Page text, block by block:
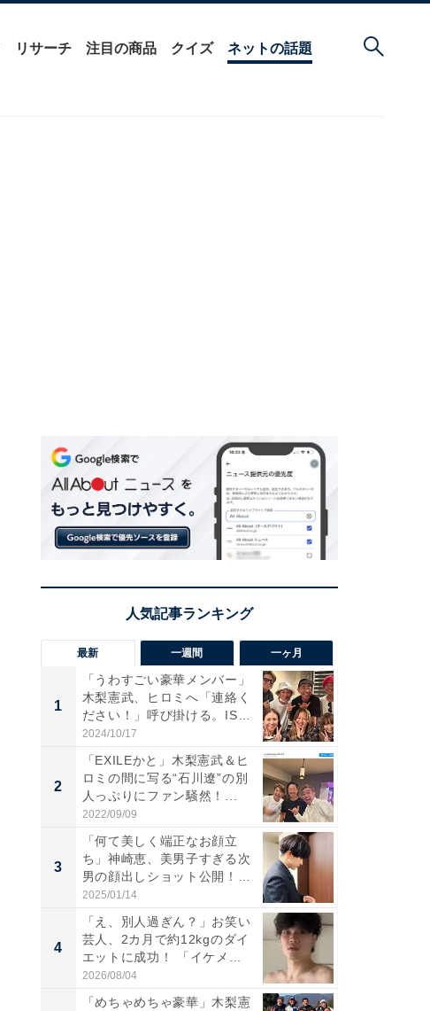
リサーチ 注目の商品 クイズ ネットの話題
最新 一週間 一ヶ月
1
「うわすごい豪華メンバー」
木梨憲武、ヒロミへ「連絡く
ださい！」呼び掛ける。IS
S...
2024/10/17
2
「EXILEかと」木梨憲武＆ヒ
ロミの間に写る“石川遼”の別
人っぷりにファン騒然！...
2022/09/09
3
「何て美しく端正なお顔立
ち」神崎恵、美男子すぎる次
男の顔出しショット公開！
「め...
2025/01/14
4
「え、別人過ぎん？」お笑い
芸人、2カ月で約12kgのダイ
エットに成功！ 「イケメ...
2026/08/04
「めちゃめちゃ豪華」木梨憲